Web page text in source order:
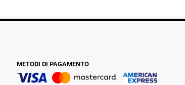
METODI DI PAGAMENTO